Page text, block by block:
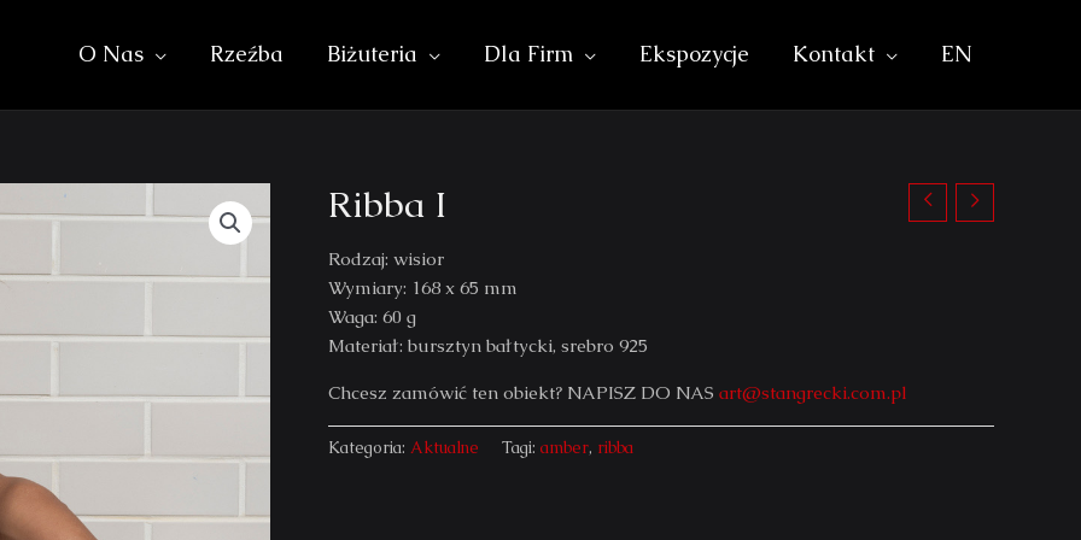
O Nas Rzeźba Biżuteria Dla Firm Ekspozycje Kontakt EN
Ribba I
Rodzaj: wisior
Wymiary: 168 x 65 mm
Waga: 60 g
Materiał: bursztyn bałtycki, srebro 925
Chcesz zamówić ten obiekt? NAPISZ DO NAS art@stangrecki.com.pl
Kategoria: Aktualne Tagi: amber, ribba